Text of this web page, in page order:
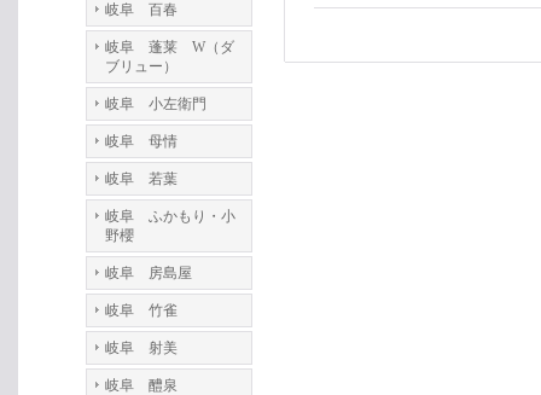
岐阜 百春
岐阜 蓬莱 W（ダ
ブリュー）
岐阜 小左衛門
岐阜 母情
岐阜 若葉
岐阜 ふかもり・小
野櫻
岐阜 房島屋
岐阜 竹雀
岐阜 射美
岐阜 醴泉